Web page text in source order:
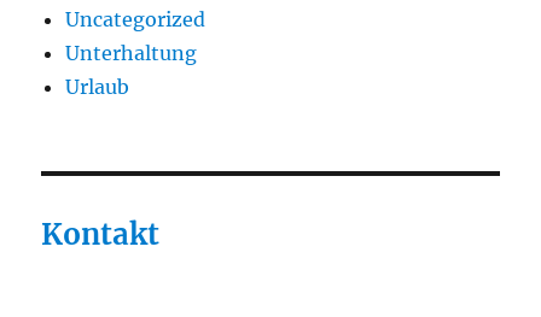
Uncategorized
Unterhaltung
Urlaub
Kontakt